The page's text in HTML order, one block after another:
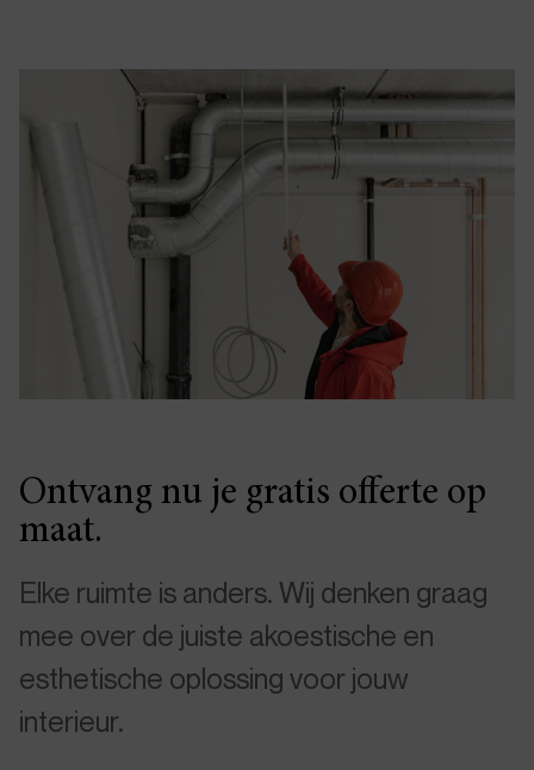
Ontvang nu je gratis offerte op
maat.
Elke ruimte is anders. Wij denken graag
mee over de juiste akoestische en
esthetische oplossing voor jouw
interieur.